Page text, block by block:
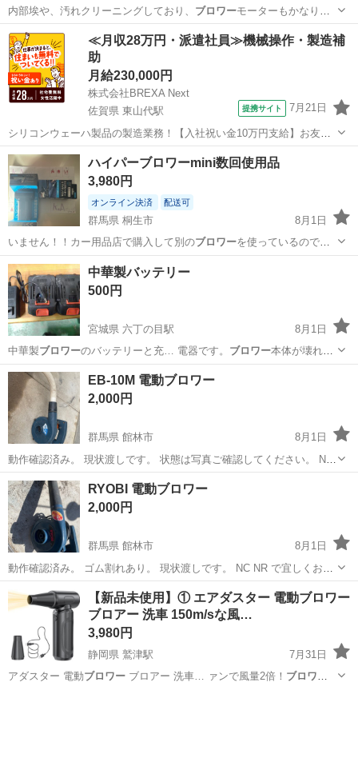
内部埃や、汚れクリーニングしており、 ブロワーモーターもかなり強
く、よく冷えます！…
茨城 稲敷市 滑河駅 季節、空調家電
≪月収28万円・派遣社員≫機械操作・製造補
助
月給230,000円
株式会社BREXA Next
佐賀県 東山代駅
提携サイト 7月21日
シリコンウェーハ製品の製造業務！【入社祝い金10万円支給】お友達
やカップルとの応募OK◎年間休日129日＆休出なしでプライベート充
実♪業務はクリーンルームで快適作業◎自社正社員登用制度あり★1食
300円～の格安食堂あり！《佐...
佐賀 伊万里市 東山代駅
ハイパーブロワーmini数回使用品
3,980円
オンライン決済 配送可
群馬県 桐生市
8月1日
いません！！カー用品店で購入して別のブロワーを使っているので使
わなくなったので出…
群馬 桐生市 その他 mini
中華製バッテリー
500円
宮城県 六丁の目駅
8月1日
中華製ブロワーのバッテリーと充… 電器です。 ブロワー本体が壊れた
ので…
宮城 仙台市 六丁の目駅 その他
EB-10M 電動ブロワー
2,000円
群馬県 館林市
8月1日
動作確認済み。 現状渡しです。 状態は写真ご確認してください。 NC
、NR で宜しくお願い致します。
群馬 館林市 その他 ブロワー
RYOBI 電動ブロワー
2,000円
群馬県 館林市
8月1日
動作確認済み。 ゴム割れあり。 現状渡しです。 NC NR で宜しくお願
い致します。館林市 その他 ブロワー
【新品未使用】① エアダスター 電動ブロワー
ブロアー 洗車 150m/sな風…
3,980円
静岡県 鷲津駅
7月31日
アダスター 電動ブロワーブロアー 洗車… ァンで風量2倍！ ブロワー